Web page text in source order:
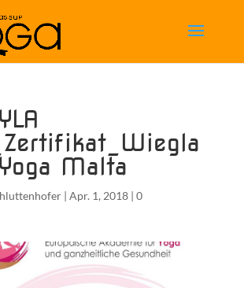
Malta
| Apr. 1, 2018| 0